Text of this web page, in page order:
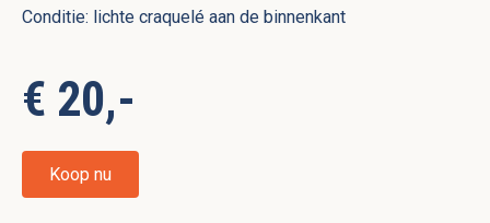
Conditie: lichte craquelé aan de binnenkant
€ 20,-
Koop nu